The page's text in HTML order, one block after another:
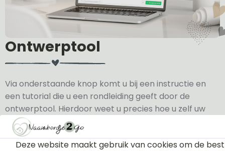
Ontwerptool
Via onderstaande knop komt u bij een instructie en
een tutorial die u een rondleiding geeft door de
ontwerptool. Hierdoor weet u precies hoe u zelf uw
naambordje helemaal kunt aanpassen en naar uw
eigen smaak kunt ontwerpen.
Deze website maakt gebruik van cookies om de best